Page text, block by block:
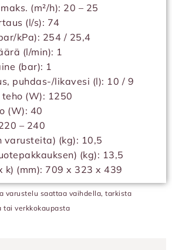
(m²/h): 20 – 25
(l/s): 74
kPa): 254 / 25,4
(l/min): 1
(bar): 1
puhdas-/likavesi (l): 10 / 9
(W): 1250
(W): 40
– 240
varusteita) (kg): 10,5
(kg): 13,5
k) (mm): 709 x 323 x 439
varustelu saattaa vaihdella, tarkista
verkkokaupasta